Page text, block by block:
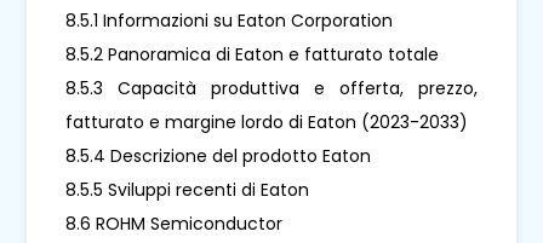
8.5.1 Informazioni su Eaton Corporation
8.5.2 Panoramica di Eaton e fatturato totale
8.5.3 Capacità produttiva e offerta, prezzo,
fatturato e margine lordo di Eaton (2023-2033)
8.5.4 Descrizione del prodotto Eaton
8.5.5 Sviluppi recenti di Eaton
8.6 ROHM Semiconductor